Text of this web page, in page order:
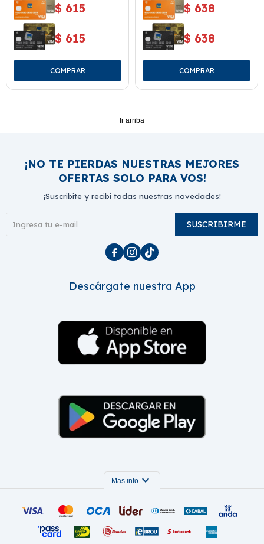
$ 615
$ 615
$ 638
$ 638
Ir arriba
¡NO TE PIERDAS NUESTRAS MEJORES
OFERTAS SOLO PARA VOS!
¡Suscribite y recibí todas nuestras novedades!
SUSCRIBIRME
  
Descárgate nuestra App
Mas info expand_more